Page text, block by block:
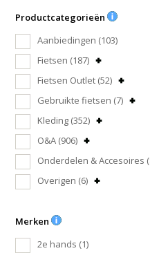
Productcategorieën
Aanbiedingen (103)
Fietsen (187)
Fietsen Outlet (52)
Gebruikte fietsen (7)
Kleding (352)
O&A (906)
Onderdelen & Accesoires
Overigen (6)
Merken
2e hands (1)